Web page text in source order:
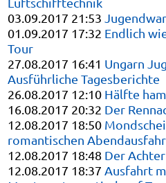
03.09.2017 21:53
01.09.2017 17:32 Endlich
Tour
27.08.2017 16:41 Ungarn
Ausführliche Tagesberichte
26.08.2017 12:10 Hälfte
16.08.2017 20:32 Der
12.08.2017 18:50
romantischen
12.08.2017 18:48 Der
12.08.2017 18:37 Ausfahrt